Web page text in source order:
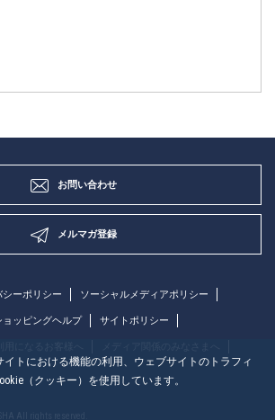
お問い合わせ
メルマガ登録
シーポリシー ソーシャルメディアポリシー
ョッピングヘルプ サイトポリシー
トにおける機能の利用、ウェブサイトのトラフィ
（クッキー）を使用しています。